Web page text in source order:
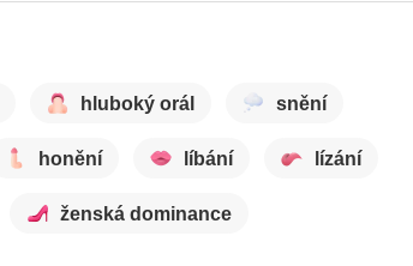
hluboký orál snění
honění líbání lízání
ženská dominance